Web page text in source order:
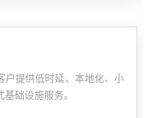
户提供低时延、本地化、小
础设施服务。